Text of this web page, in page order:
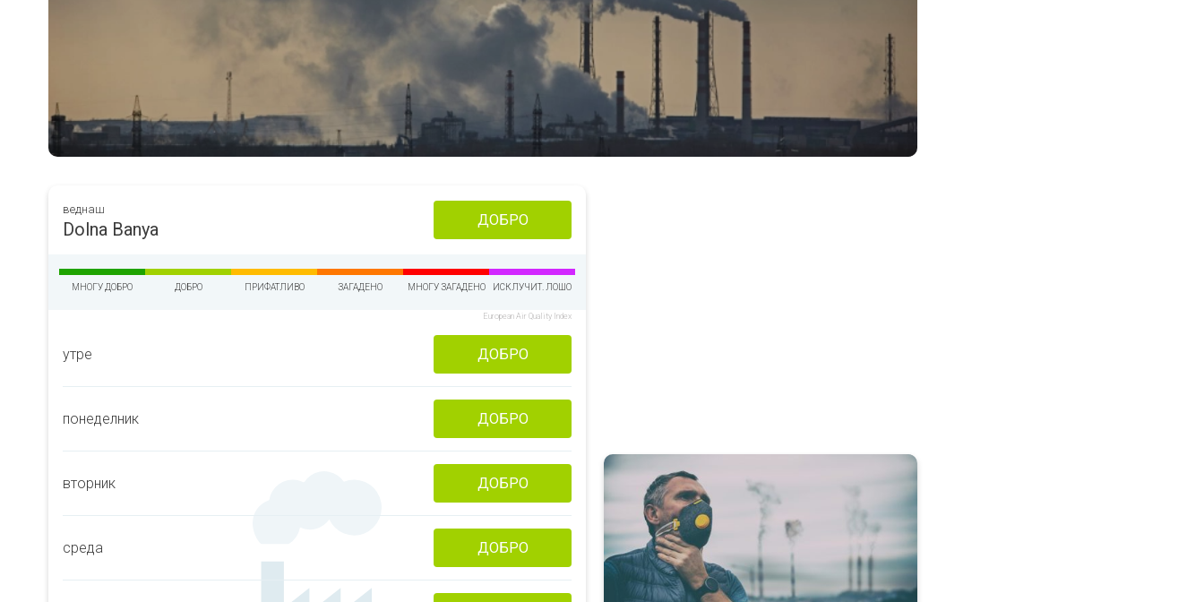
веднаш
Dolna Banya ДОБРО
МНОГУ ДОБРО ДОБРО ПРИФАТЛИВО ЗАГАДЕНО МНОГУ ЗАГАДЕНО ИСКЛУЧИТ. ЛОШО
European Air Quality Index
утре ДОБРО
понеделник ДОБРО
вторник ДОБРО
среда ДОБРО
Врем. услови и загадувањето на воздухот. Како да се заштитите?. . .